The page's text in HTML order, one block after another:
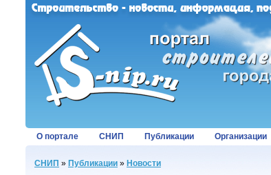
О портале СНИП Публикации Организации
СНИП » Публикации » Новости